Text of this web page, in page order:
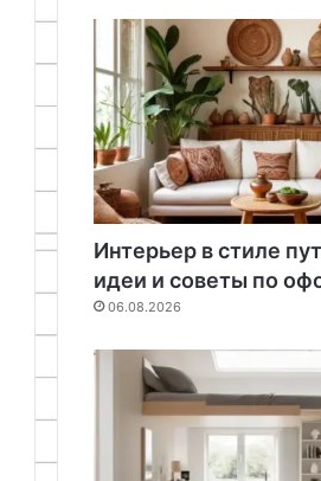
Интерьер в стиле
идеи и советы по
06.08.2026